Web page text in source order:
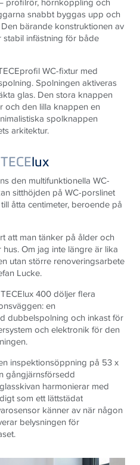
snabbt byggas upp och
bärande konstruktionen av
infästning för både
WC-fixtur med
Spolningen aktiveras
glas. Den stora knappen
och den lilla knappen en
spolknappen
arkitektur.
TECElux
den multifunktionella WC-
sitthöjden på WC-porslinet
åtta centimeter, beroende på
att man tänker på ålder och
Om jag inte längre är lika
utan större renoveringsarbete
Lucke.
400 döljer flera
en
dubbelspolning och inkast för
och elektronik för den
inspektionsöppning på 53 x
gångjärnsförsedd
harmonierar med
som ett lättstädat
känner av när någon
belysningen för